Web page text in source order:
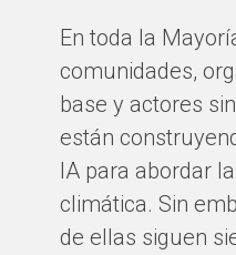
En toda la
comunidades,
base y actores
están
IA para abordar
climática. Sin
de ellas siguen